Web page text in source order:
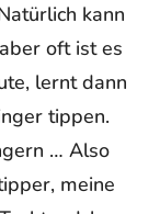
kann
oft ist es
lernt dann
tippen.
… Also
meine